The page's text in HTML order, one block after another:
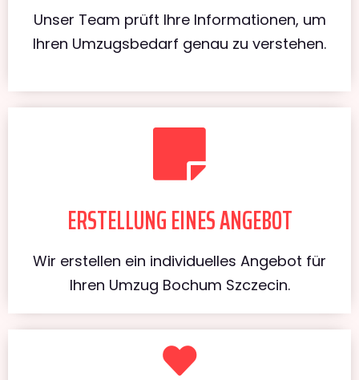
Unser Team prüft Ihre Informationen, um
Ihren Umzugsbedarf genau zu verstehen.
ERSTELLUNG EINES ANGEBOT
Wir erstellen ein individuelles Angebot für
Ihren Umzug Bochum Szczecin.